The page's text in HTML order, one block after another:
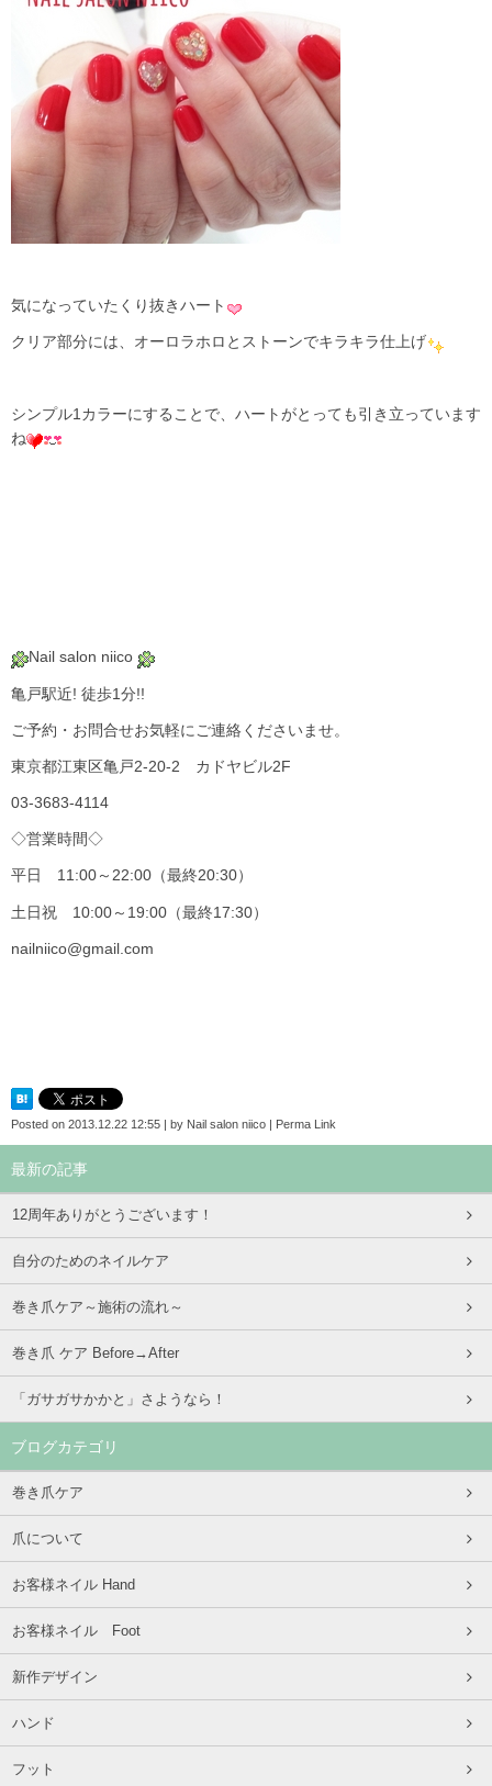
気になっていたくり抜きハート
クリア部分には、オーロラホロとストーンでキラキラ仕上げ
シンプル1カラーにすることで、ハートがとっても引き立っています
ね
Nail salon niico
亀戸駅近! 徒歩1分!!
ご予約・お問合せお気軽にご連絡くださいませ。
東京都江東区亀戸2-20-2 カドヤビル2F
03-3683-4114
◇営業時間◇
平日 11:00～22:00（最終20:30）
土日祝 10:00～19:00（最終17:30）
nailniico@gmail.com
Posted on 2013.12.22 12:55 by Nail salon niico Perma Link
最新の記事
12周年ありがとうございます！
自分のためのネイルケア
巻き爪ケア～施術の流れ～
巻き爪 ケア Before→After
「ガサガサかかと」さようなら！
ブログカテゴリ
巻き爪ケア
爪について
お客様ネイル Hand
お客様ネイル Foot
新作デザイン
ハンド
フット